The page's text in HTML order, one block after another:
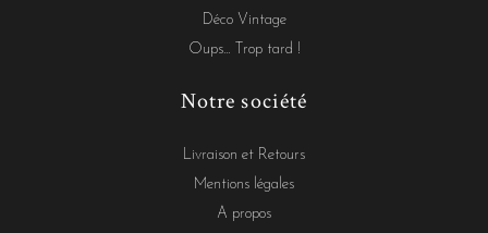
Déco Vintage
Oups... Trop tard !
Notre société
Livraison et Retours
Mentions légales
A propos